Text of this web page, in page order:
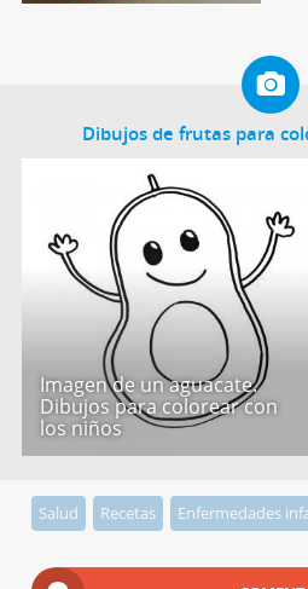
Dibujos de frutas para
Imagen de un aguacate.
Dibujos para colorear con
los niños
Salud Recetas Enfermedades